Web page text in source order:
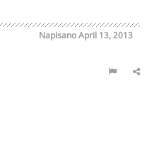
NapisanoApril 13, 2013